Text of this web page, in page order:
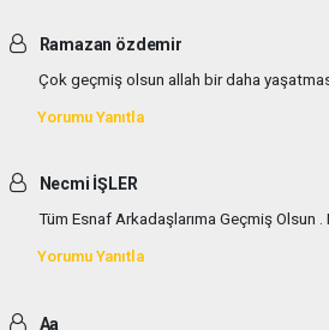
Ramazan özdemir
Çok geçmiş olsun allah bir daha
Yorumu Yanıtla
Necmi İŞLER
Tüm Esnaf Arkadaşlarıma Geçmiş Olsun .
Yorumu Yanıtla
Aa